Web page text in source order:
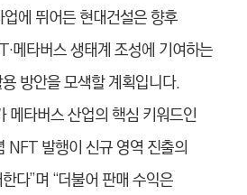
에 뛰어든 현대건설은 향후
메타버스 생태계 조성에 기여하는
방안을 모색할 계획입니다.
메타버스 산업의 핵심 키워드인
NFT 발행이 신규 영역 진출의
다”며 “더불어 판매 수익은